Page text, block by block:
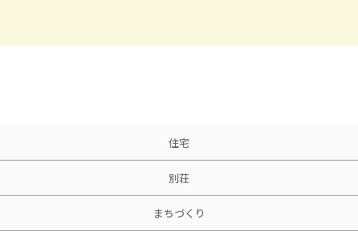
住宅
別荘
まちづくり